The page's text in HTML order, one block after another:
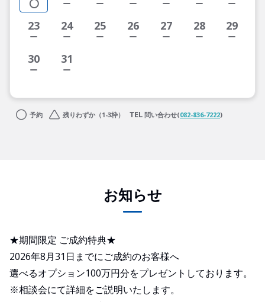
23 24 25 26 27 28 29
30 31
予約 残りわずか（1-3枠） 問い合わせ(082-836-7222)
お知らせ
★期間限定 ご成約特典★
2026年8月31日までにご成約のお客様へ
選べるオプション100万円分をプレゼントしております。
※相談会にて詳細をご説明いたします。